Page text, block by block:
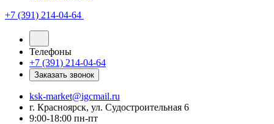
+7 (391) 214-04-64
Телефоны
+7 (391) 214-04-64
Заказать звонок
ksk-market@igcmail.ru
г. Красноярск, ул. Судостроительная 6
9:00-18:00 пн-пт